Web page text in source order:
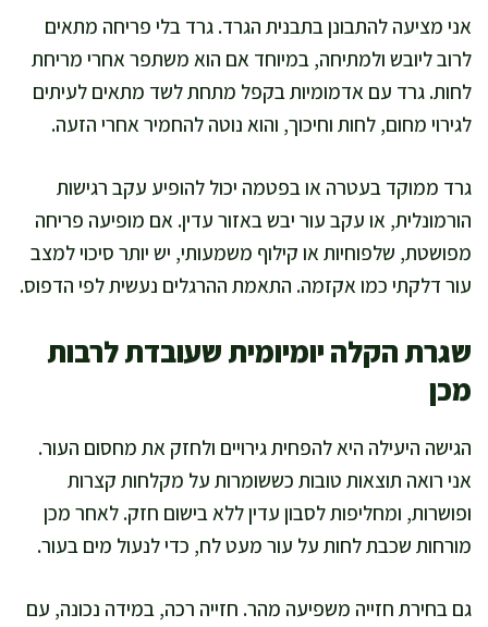
אני מציעה להתבונן בתבנית הגרד. גרד בלי פריחה מתאים
לרוב ליובש ולמתיחה, במיוחד אם הוא משתפר אחרי מריחת
לחות. גרד עם אדמומיות בקפל מתחת לשד מתאים לעיתים
לגירוי מחום, לחות וחיכוך, והוא נוטה להחמיר אחרי הזעה.
גרד ממוקד בעטרה או בפטמה יכול להופיע עקב רגישות
הורמונלית, או עקב עור יבש באזור עדין. אם מופיעה פריחה
מפושטת, שלפוחיות או קילוף משמעותי, יש יותר סיכוי למצב
עור דלקתי כמו אקזמה. התאמת ההרגלים נעשית לפי הדפוס.
שגרת הקלה יומיומית שעובדת לרבות
מכן
הגישה היעילה היא להפחית גירויים ולחזק את מחסום העור.
אני רואה תוצאות טובות כששומרות על מקלחות קצרות
ופושרות, ומחליפות לסבון עדין ללא בישום חזק. לאחר מכן
מורחות שכבת לחות על עור מעט לח, כדי לנעול מים בעור.
גם בחירת חזייה משפיעה מהר. חזייה רכה, במידה נכונה, עם